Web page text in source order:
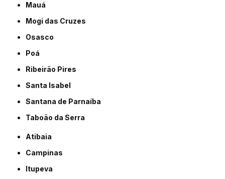
Mauá
Mogi das Cruzes
Osasco
Poá
Ribeirão Pires
Santa Isabel
Santana de Parnaíba
Taboão da Serra
Atibaia
Campinas
Itupeva